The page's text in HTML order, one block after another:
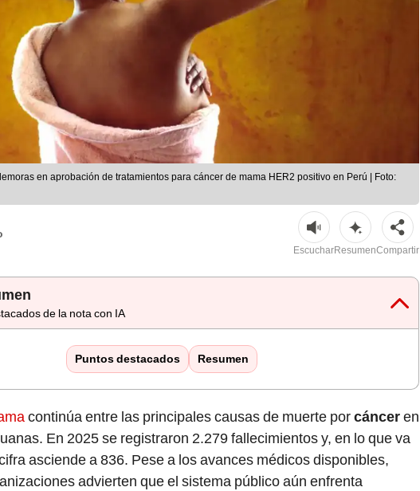
en aprobación de tratamientos para cáncer de mama HER2 positivo en Perú | Foto:
EscucharResumenCompartir
de la nota con IA
Puntos destacados Resumen
continúa entre las principales causas de muerte porcánceren
En 2025 se registraron 2.279 fallecimientos y, en lo que va
asciende a 836. Pese a los avances médicos disponibles,
advierten que el sistema público aún enfrenta